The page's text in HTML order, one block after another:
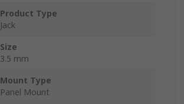
Product Type
Jack
Size
3.5 mm
Mount Type
Panel Mount